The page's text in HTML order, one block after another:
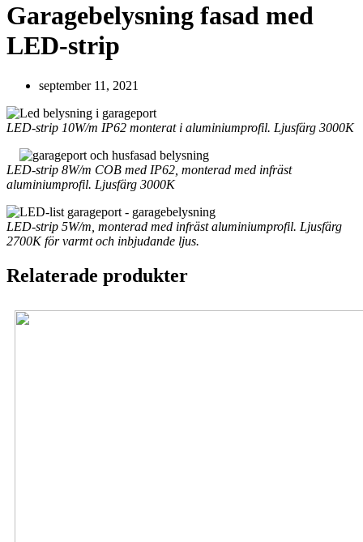
Garagebelysning fasad med
LED-strip
september 11, 2021
LED-strip 10W/m IP62 monterat i aluminiumprofil. Ljusfärg 3000K
LED-strip 8W/m COB med IP62, monterad med infräst
aluminiumprofil. Ljusfärg 3000K
LED-strip 5W/m, monterad med infräst aluminiumprofil. Ljusfärg
2700K för varmt och inbjudande ljus.
Relaterade produkter